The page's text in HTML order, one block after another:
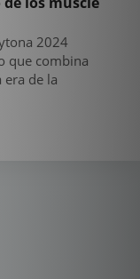
2024
que combina
era de la